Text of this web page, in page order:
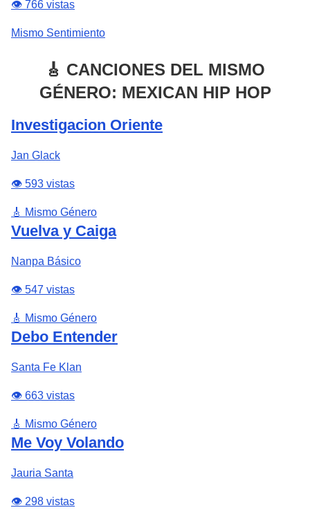
👁️ 766 vistas
Mismo Sentimiento
🎸 CANCIONES DEL MISMO
GÉNERO: MEXICAN HIP HOP
Investigacion Oriente
Jan Glack
👁️ 593 vistas
🎸 Mismo Género
Vuelva y Caiga
Nanpa Básico
👁️ 547 vistas
🎸 Mismo Género
Debo Entender
Santa Fe Klan
👁️ 663 vistas
🎸 Mismo Género
Me Voy Volando
Jauria Santa
👁️ 298 vistas